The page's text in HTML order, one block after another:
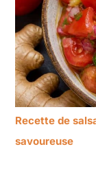
Recette de
savoureuse